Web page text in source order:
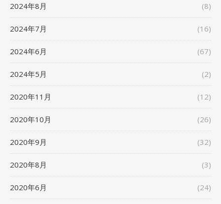
2024年8月 (8)
2024年7月 (16)
2024年6月 (67)
2024年5月 (2)
2020年11月 (12)
2020年10月 (26)
2020年9月 (32)
2020年8月 (3)
2020年6月 (24)